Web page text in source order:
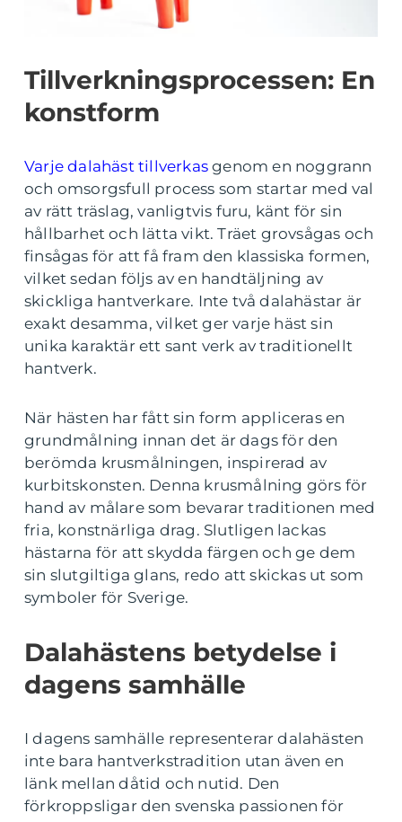
Tillverkningsprocessen: En
konstform
Varje dalahäst tillverkas genom en noggrann
och omsorgsfull process som startar med val
av rätt träslag, vanligtvis furu, känt för sin
hållbarhet och lätta vikt. Träet grovsågas och
finsågas för att få fram den klassiska formen,
vilket sedan följs av en handtäljning av
skickliga hantverkare. Inte två dalahästar är
exakt desamma, vilket ger varje häst sin
unika karaktär ett sant verk av traditionellt
hantverk.
När hästen har fått sin form appliceras en
grundmålning innan det är dags för den
berömda krusmålningen, inspirerad av
kurbitskonsten. Denna krusmålning görs för
hand av målare som bevarar traditionen med
fria, konstnärliga drag. Slutligen lackas
hästarna för att skydda färgen och ge dem
sin slutgiltiga glans, redo att skickas ut som
symboler för Sverige.
Dalahästens betydelse i
dagens samhälle
I dagens samhälle representerar dalahästen
inte bara hantverkstradition utan även en
länk mellan dåtid och nutid. Den
förkroppsligar den svenska passionen för